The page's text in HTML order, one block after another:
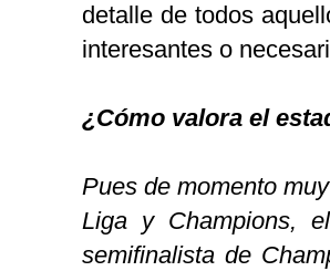
detalle de todos
interesantes o
¿Cómo valora el
Pues de momento
Liga y Champions,
semifinalista de